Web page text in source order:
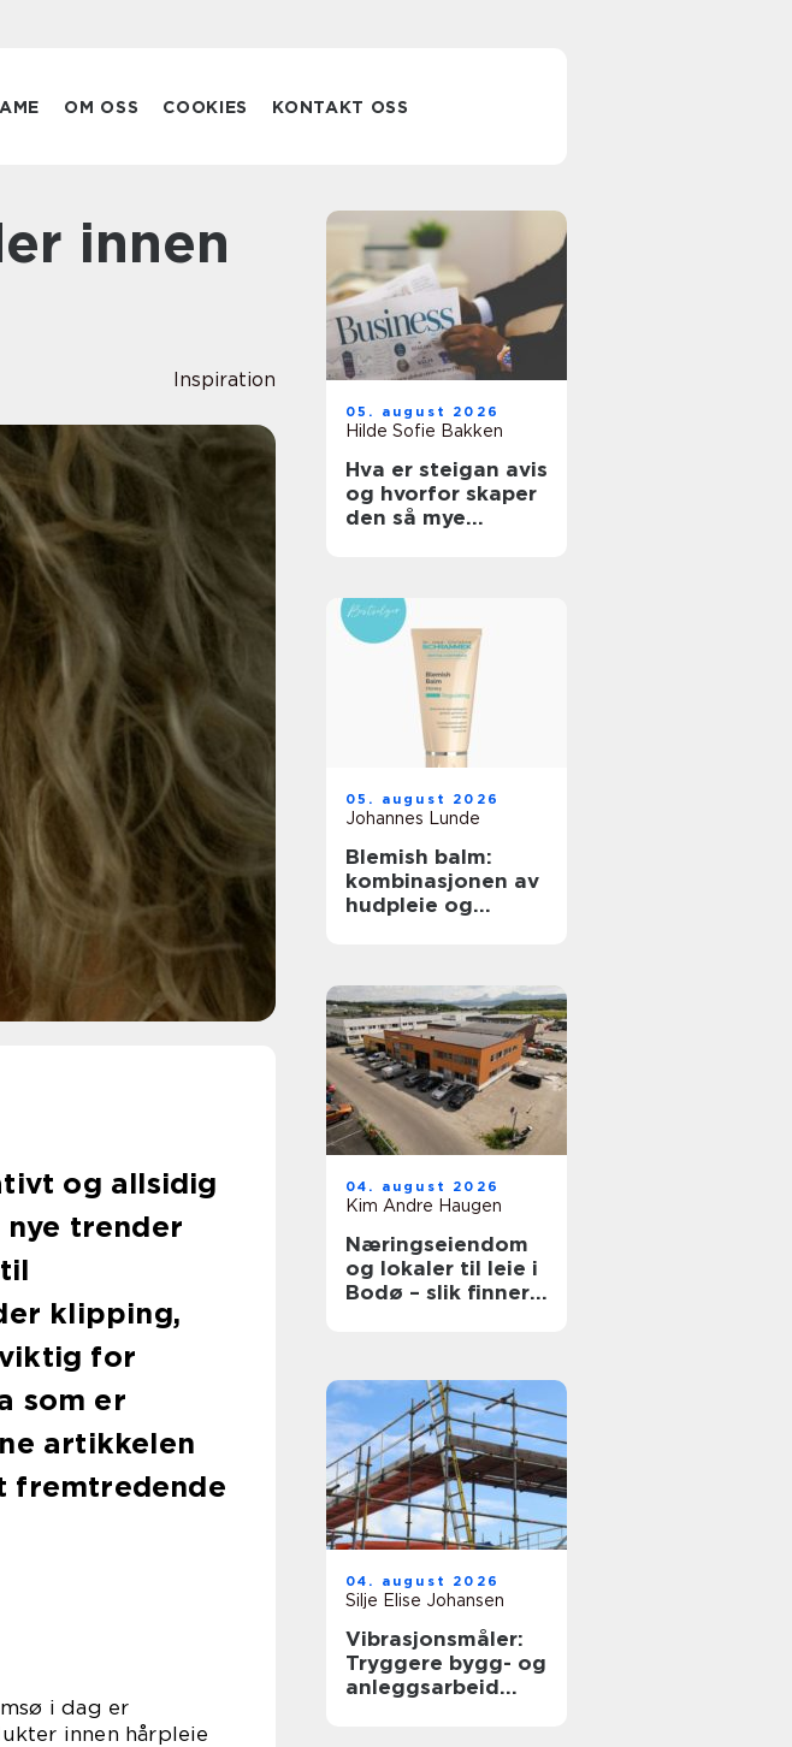
OM OSS COOKIES KONTAKT OSS
Inspiration
og allsidig
trender
klipping,
for
som er
artikkelen
fremtredende
er
innen hårpleie
05. august 2026
Hilde Sofie Bakken
Hva er steigan avis
og hvorfor skaper
den så mye
05. august 2026
Johannes Lunde
Blemish balm:
kombinasjonen av
hudpleie og
04. august 2026
Kim Andre Haugen
Næringseiendom
og lokaler til leie i
Bodø – slik finner
04. august 2026
Silje Elise Johansen
Vibrasjonsmåler:
Tryggere bygg- og
anleggsarbeid